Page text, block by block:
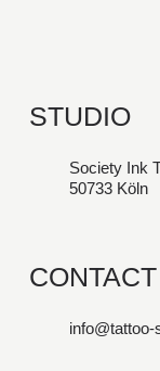
STUDIO
Society Ink
50733 Köln
CONTACT